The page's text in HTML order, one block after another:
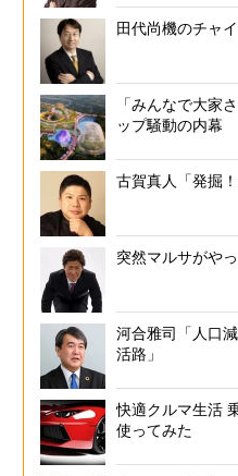
「鉄製の飾りは本来、“棚”の部
田代尚機のチャ
「みんなで大家
ップ騒動の内幕
古賀真人「発掘！
突然マルサがやっ
河合雅司「人口
活路」
快適クルマ生活
使ってみた